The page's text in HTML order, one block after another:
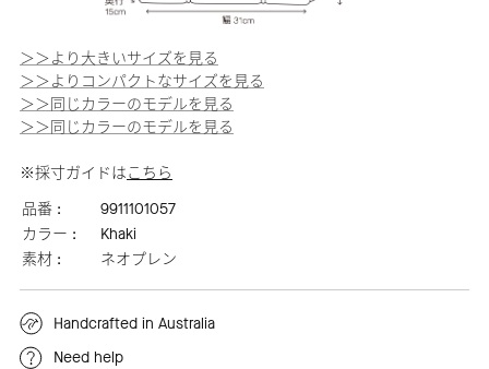
＞＞より大きいサイズを見る
＞＞よりコンパクトなサイズを見る
＞＞同じカラーのモデルを見る
＞＞同じカラーのモデルを見る
※採寸ガイドはこちら
品番 :
9911101057
カラー :
Khaki
素材 :
ネオプレン
Handcrafted in Australia
Need help